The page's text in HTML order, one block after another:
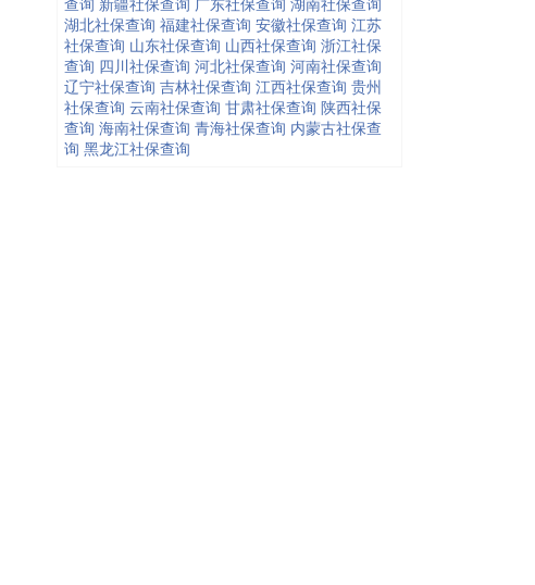
查询 新疆社保查询 广东社保查询 湖南社保查询
湖北社保查询 福建社保查询 安徽社保查询 江苏
社保查询 山东社保查询 山西社保查询 浙江社保
查询 四川社保查询 河北社保查询 河南社保查询
辽宁社保查询 吉林社保查询 江西社保查询 贵州
社保查询 云南社保查询 甘肃社保查询 陕西社保
查询 海南社保查询 青海社保查询 内蒙古社保查
询 黑龙江社保查询